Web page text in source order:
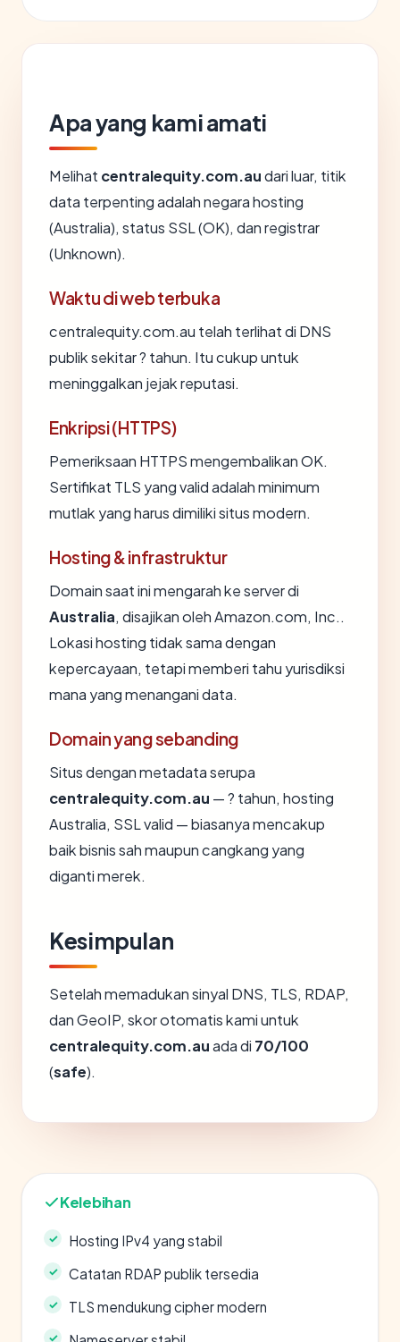
Apa yang kami amati
Melihat centralequity.com.audari luar, titik
data terpenting adalah negara hosting
(Australia), status SSL (OK), dan registrar
(Unknown).
Waktu di web terbuka
centralequity.com.au telah terlihat di DNS
publik sekitar ? tahun. Itu cukup untuk
meninggalkan jejak reputasi.
Enkripsi (HTTPS)
Pemeriksaan HTTPS mengembalikan OK.
Sertifikat TLS yang valid adalah minimum
mutlak yang harus dimiliki situs modern.
Hosting & infrastruktur
Domain saat ini mengarah ke server di
Australia, disajikan oleh Amazon.com, Inc..
Lokasi hosting tidak sama dengan
kepercayaan, tetapi memberi tahu yurisdiksi
mana yang menangani data.
Domain yang sebanding
Situs dengan metadata serupa
centralequity.com.au — ? tahun, hosting
Australia, SSL valid — biasanya mencakup
baik bisnis sah maupun cangkang yang
diganti merek.
Kesimpulan
Setelah memadukan sinyal DNS, TLS, RDAP,
dan GeoIP, skor otomatis kami untuk
centralequity.com.auada di 70/100
(safe).
Kelebihan
Hosting IPv4 yang stabil
Catatan RDAP publik tersedia
TLS mendukung cipher modern